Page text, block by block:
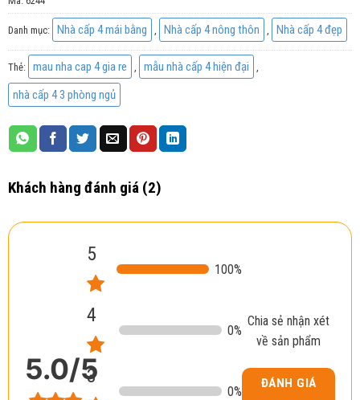
dựa trên
đánh giá
Danh mục: Nhà cấp 4 mái bằng , Nhà cấp 4 nông thôn , Nhà cấp 4 đẹp
Thẻ: mau nha cap 4 gia re , mẫu nhà cấp 4 hiện đại ,
nhà cấp 4 3 phòng ngủ
Khách hàng đánh giá (2)
5.0/5
5
100%
4
0%
3
0%
Chia sẻ nhận xét
về sản phẩm
ĐÁNH GIÁ